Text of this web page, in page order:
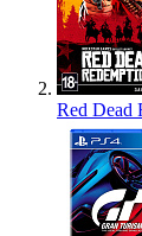
Red Dead